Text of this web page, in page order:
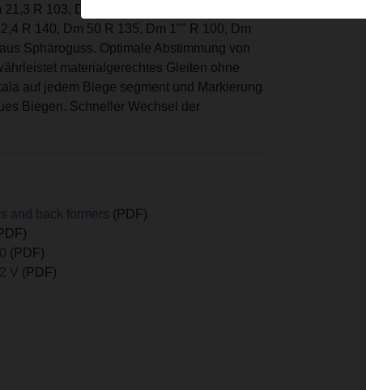
R 103, Dm 26,9 R 102, Dm 33,7 R 100,
R 140, Dm 50 R 135, Dm 1"" R 100, Dm
Sphäroguss. Optimale Abstimmung von
materialgerechtes Gleiten ohne
auf jedem Biege segment und Markierung
Biegen. Schneller Wechsel der
and back formers (PDF)
(PDF)
V (PDF)